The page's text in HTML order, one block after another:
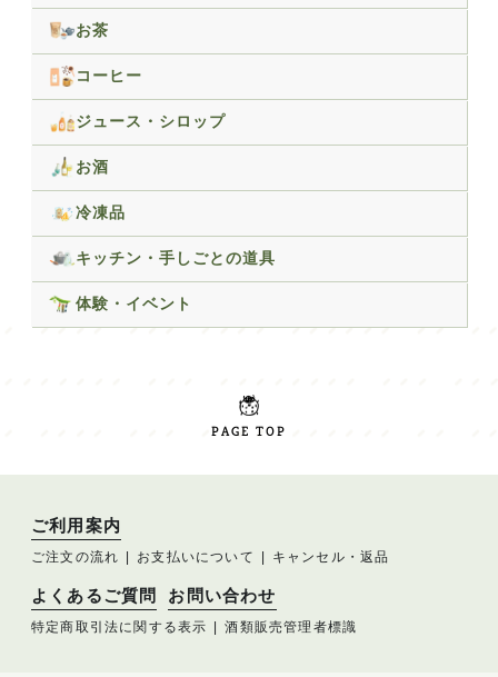
お茶
コーヒー
ジュース・シロップ
お酒
冷凍品
キッチン・手しごとの道具
体験・イベント
PAGE TOP
ご利用案内
ご注文の流れ お支払いについて キャンセル・返品
よくあるご質問 お問い合わせ
特定商取引法に関する表示 酒類販売管理者標識